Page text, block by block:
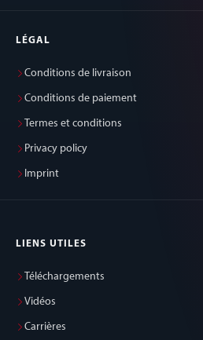
LÉGAL
Conditions de livraison
Conditions de paiement
Termes et conditions
Privacy policy
Imprint
LIENS UTILES
Téléchargements
Vidéos
Carrières